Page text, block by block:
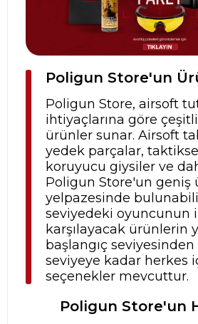
Poligun Store'un
Poligun Store, airsoft
ihtiyaçlarına göre
ürünler sunar. Airsoft
yedek parçalar,
koruyucu giysiler ve
Poligun Store'un geniş
yelpazesinde
seviyedeki oyuncunun
karşılayacak ürünlerin
başlangıç seviyesinden
seviyeye kadar herkes
seçenekler mevcuttur.
Poligun Store'un